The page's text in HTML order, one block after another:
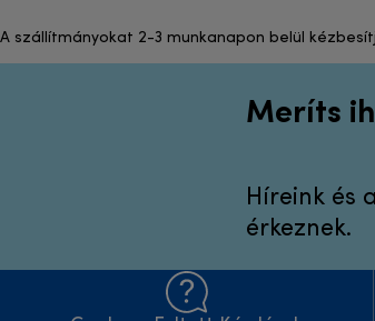
A szállítmányokat 2-3 munkanapon belül
Meríts
Híreink és
érkeznek.